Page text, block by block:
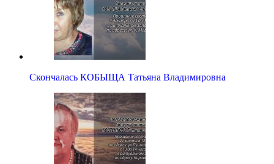
Скончалась КОБЫЩА Татьяна Владимировна